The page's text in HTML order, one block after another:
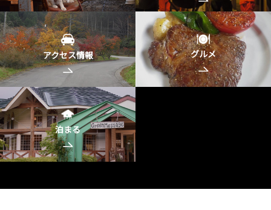
アクセス情報 グルメ
泊まる